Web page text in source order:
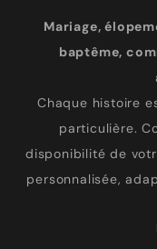
Mariage,
baptême,
Chaque histoire
particulière.
disponibilité de
personnalisée,